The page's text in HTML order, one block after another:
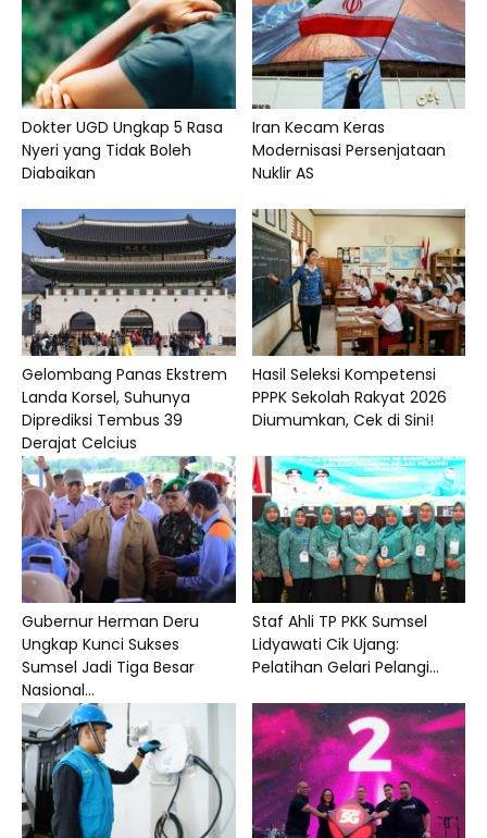
Dokter UGD Ungkap 5 Rasa
Nyeri yang Tidak Boleh
Diabaikan
Iran Kecam Keras
Modernisasi Persenjataan
Nuklir AS
Gelombang Panas Ekstrem
Landa Korsel, Suhunya
Diprediksi Tembus 39
Derajat Celcius
Hasil Seleksi Kompetensi
PPPK Sekolah Rakyat 2026
Diumumkan, Cek di Sini!
Gubernur Herman Deru
Ungkap Kunci Sukses
Sumsel Jadi Tiga Besar
Nasional...
Staf Ahli TP PKK Sumsel
Lidyawati Cik Ujang:
Pelatihan Gelari Pelangi...